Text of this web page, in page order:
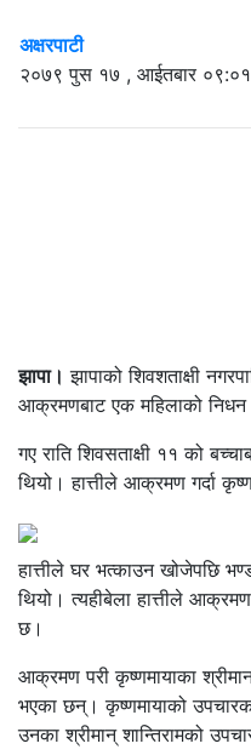
अक्षरपाटी
२०७९ पुस १७ , आईतबार ०९:०१
झापा। झापाको शिवशताक्षी
आक्रमणबाट एक महिलाको
गए राति शिवसताक्षी ११ को
थियो। हात्तीले आक्रमण गर्दा
हात्तीले घर भत्काउन खोजेपछि
थियो। त्यहीबेला हात्तीले
छ।
आक्रमण परी कृष्णमायाका श्रीमान्
भएका छन्। कृष्णमायाको
उनका श्रीमान् शान्तिरामको